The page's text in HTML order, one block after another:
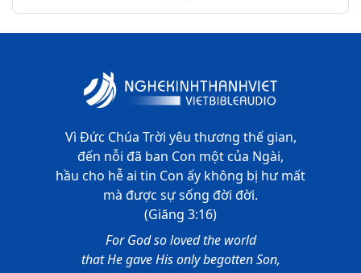
Thi-thiên - Chương 142
Thi-thiên - Chương 143
Thi-thiên - Chương 144
Thi-thiên - Chương 145
Thi-thiên - Chương 146
Thi-thiên - Chương 147
Thi-thiên - Chương 148
Thi-thiên - Chương 149
Vì Đức Chúa Trời yêu thương thế gian,
đến nỗi đã ban Con một của Ngài,
hầu cho hễ ai tin Con ấy không bị hư mất
mà được sự sống đời đời.
(Giăng 3:16)
For God so loved the world
that He gave His only begotten Son,